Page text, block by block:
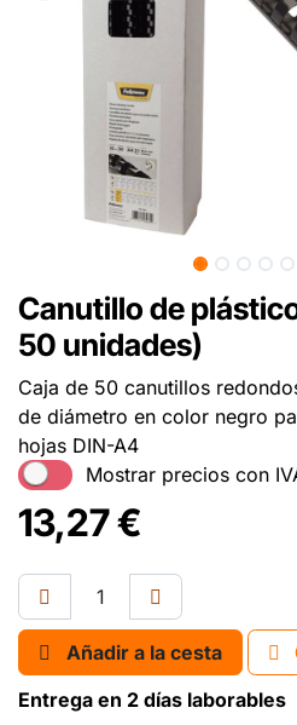
Canutillo de
50 unidades)
Caja de 50 canutillos
de diámetro en color negro
hojas DIN-A4
Mostrar precios con
13,27€
Añadir a la cesta
Entrega en 2 días laborables